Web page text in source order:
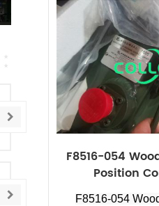
F8516-054
Position
F8516-054